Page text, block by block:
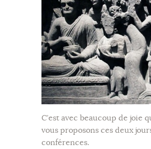
C’est avec beaucoup de joie
vous proposons ces deux
conférences.